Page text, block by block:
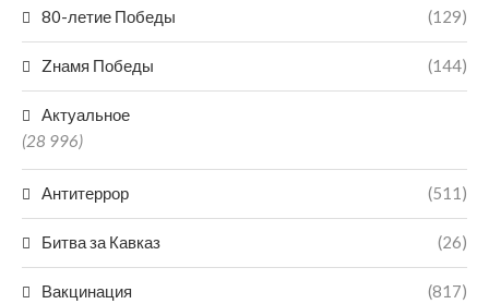
80-летие Победы (129)
Zнамя Победы (144)
Актуальное
(28 996)
Антитеррор (511)
Битва за Кавказ (26)
Вакцинация (817)